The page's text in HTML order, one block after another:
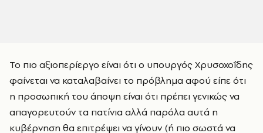
Το πιο αξιοπερίεργο είναι ότι ο υπουργός Χρυσοχοΐδης
φαίνεται να καταλαβαίνει το πρόβλημα αφού είπε ότι
η προσωπική του άποψη είναι ότι πρέπει γενικώς να
απαγορευτούν τα πατίνια αλλά παρόλα αυτά η
κυβέρνηση θα επιτρέψει να γίνουν (ή πιο σωστά να